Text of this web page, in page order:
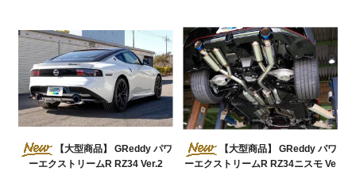
【大型商品】 GReddy パワ
ーエクストリームR RZ34 Ver.2
【大型商品】 GReddy パワ
ーエクストリームR RZ34ニスモ Ve